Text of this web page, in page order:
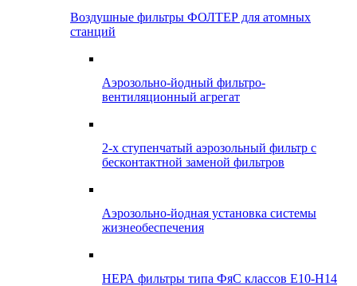
Воздушные фильтры ФОЛТЕР для атомных
станций
Аэрозольно-йодный фильтро-
вентиляционный агрегат
2-х ступенчатый аэрозольный фильтр с
бесконтактной заменой фильтров
Аэрозольно-йодная установка системы
жизнеобеспечения
НЕРА фильтры типа ФяС классов Е10-Н14